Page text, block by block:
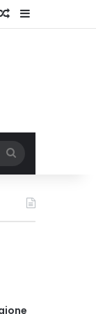
Un articolo a
per